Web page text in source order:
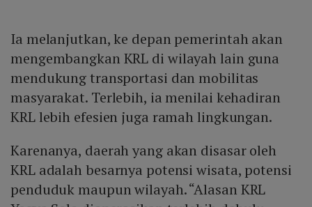
Ia melanjutkan, ke depan pemerintah akan
mengembangkan KRL di wilayah lain guna
mendukung transportasi dan mobilitas
masyarakat. Terlebih, ia menilai kehadiran
KRL lebih efesien juga ramah lingkungan.
Karenanya, daerah yang akan disasar oleh
KRL adalah besarnya potensi wisata, potensi
penduduk maupun wilayah. “Alasan KRL